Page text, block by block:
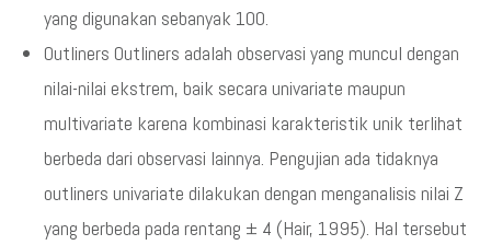
yang digunakan sebanyak 100.
Outliners Outliners adalah observasi yang muncul dengan
nilai-nilai ekstrem, baik secara univariate maupun
multivariate karena kombinasi karakteristik unik terlihat
berbeda dari observasi lainnya. Pengujian ada tidaknya
outliners univariate dilakukan dengan menganalisis nilai Z
yang berbeda pada rentang ± 4 (Hair, 1995). Hal tersebut